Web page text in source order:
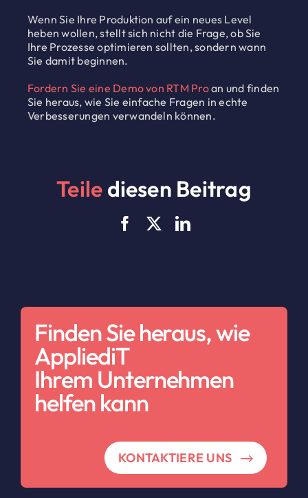
Wenn Sie Ihre Produktion auf ein neues Level
heben wollen, stellt sich nicht die Frage, ob Sie
Ihre Prozesse optimieren sollten, sondern wann
Sie damit beginnen.
Fordern Sie eine Demo von RTM Proan und finden
Sie heraus, wie Sie einfache Fragen in echte
Verbesserungen verwandeln können.
Teile diesen Beitrag
Finden Sie heraus, wie
AppliediT
Ihrem Unternehmen
helfen kann
KONTAKTIERE UNS